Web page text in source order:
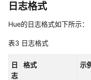
版
用
日志格式
Hue的日志格式如下所示：
表3 日志格式
日
志
格式 示